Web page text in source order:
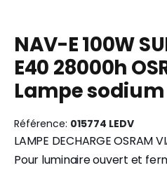
the
end
of
the
images
the
beginning
of
the
images
NAV-E 100W
E40 28000h
Lampe sodium
Référence 015774 LEDV
LAMPE DECHARGE OSRAM
Pour luminaire ouvert et